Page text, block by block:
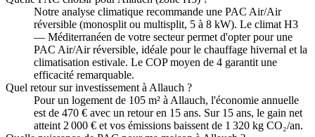
Notre analyse climatique recommande une PAC Air/Air
réversible (monosplit ou multisplit, 5 à 8 kW). Le climat H3
— Méditerranéen de votre secteur permet d'opter pour une
PAC Air/Air réversible, idéale pour le chauffage hivernal et la
climatisation estivale. Le COP moyen de 4 garantit une
efficacité remarquable.
Quel retour sur investissement à Allauch ?
Pour un logement de 105 m² à Allauch, l'économie annuelle
est de 470 € avec un retour en 15 ans. Sur 15 ans, le gain net
atteint 2 000 € et vos émissions baissent de 1 320 kg CO₂/an.